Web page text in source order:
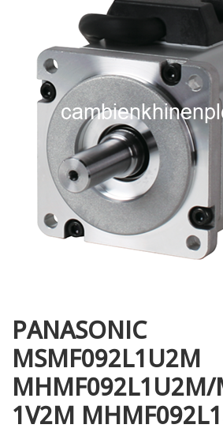
PANASONIC
MSMF092L1U2M
MHMF092L1U2M/
1V2M